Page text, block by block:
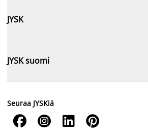
JYSK
JYSK suomi
Seuraa JYSKiä
   